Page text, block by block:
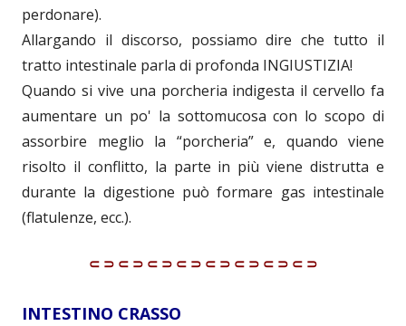
perdonare).
Allargando il discorso, possiamo dire che tutto il
tratto intestinale parla di profonda INGIUSTIZIA!
Quando si vive una porcheria indigesta il cervello fa
aumentare un po' la sottomucosa con lo scopo di
assorbire meglio la “porcheria” e, quando viene
risolto il conflitto, la parte in più viene distrutta e
durante la digestione può formare gas intestinale
(flatulenze, ecc.).
⸦⸧⸦⸧⸦⸧⸦⸧⸦⸧⸦⸧⸦⸧⸦⸧
INTESTINO CRASSO